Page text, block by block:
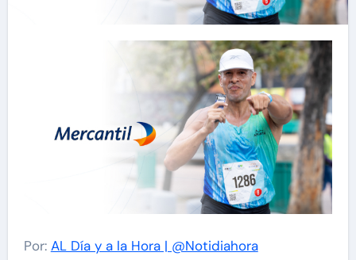
Por: AL Día y a la Hora | @Notidiahora